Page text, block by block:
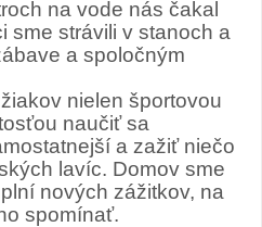
na vode nás čakal
sme strávili v stanoch a
a spoločným
nielen športovou
naučiť sa
a zažiť niečo
lavíc. Domov sme
nových zážitkov, na
spomínať.